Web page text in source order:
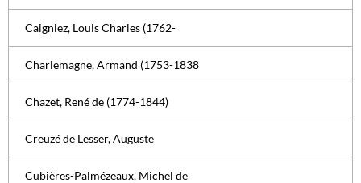
Caigniez, Louis Charles (1762-
Charlemagne, Armand (1753-1838
Chazet, René de (1774-1844)
Creuzé de Lesser, Auguste
Cubières-Palmézeaux, Michel de